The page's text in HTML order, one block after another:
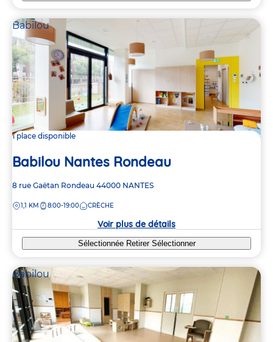
Babilou
1 place disponible
Babilou Nantes Rondeau
Adresse
la
8 rue Gaëtan Rondeau 44000 NANTES
DISTANCE
1,1 KM 8:00-19:00 CRÈCHE
Voir plus de détails
Sélectionnée Retirer Sélectionner
Babilou